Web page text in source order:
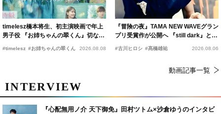
timelesz橋本将生、初主演映画で年上
男子役 『お姉ちゃんの翠くん』切ない
#timelesz #お姉ちゃんの翠くん 2026.08.08
『冒険の夜』TAMA NEW WAVEグラン
プリ受賞作が公開へ 『still dark』と同
#古川ヒロシ #髙橋雄祐 2026.08.06
動画記事一覧
INTERVIEW
『心配無用ノ介 天下御免』田村ツトム×沙倉ゆうのインタビ